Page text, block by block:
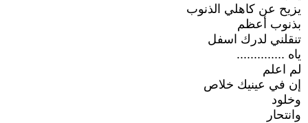
يزيح عن كاهلي الذنوب
بذنوب أعظم
تنقلني لدرك اسفل
ياه ..............
لم اعلم
إن في عينيك خلاص
وخلود
وانتحار